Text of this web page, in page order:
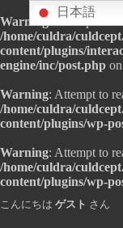
Warning
: Attempt to
/home/culdra/
content/plugins/
engine/inc/post.php
Warning: Attempt to
/home/culdra/
content/plugins/wp-
Warning: Attempt to
/home/culdra/
content/plugins/wp-
こんにちは ゲスト さん
日本語